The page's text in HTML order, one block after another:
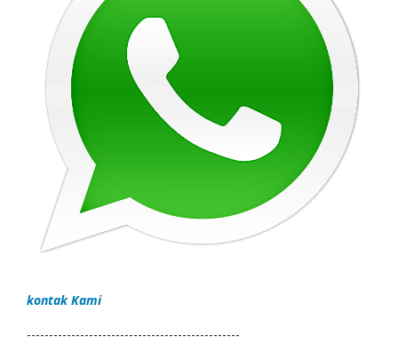
kontak Kami
------------------------------------------------